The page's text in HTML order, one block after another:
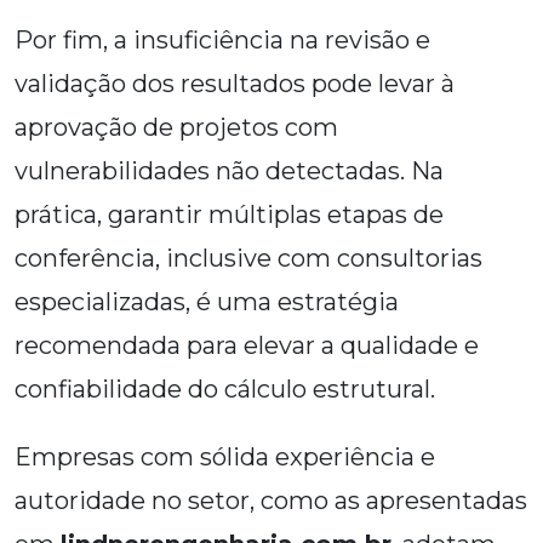
Por fim, a insuficiência na revisão e
validação dos resultados pode levar à
aprovação de projetos com
vulnerabilidades não detectadas. Na
prática, garantir múltiplas etapas de
conferência, inclusive com consultorias
especializadas, é uma estratégia
recomendada para elevar a qualidade e
confiabilidade do cálculo estrutural.
Empresas com sólida experiência e
autoridade no setor, como as apresentadas